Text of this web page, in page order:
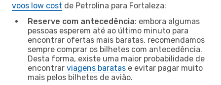
voos low cost de Petrolina para Fortaleza:
Reserve com antecedência: embora algumas
pessoas esperem até ao último minuto para
encontrar ofertas mais baratas, recomendamos
sempre comprar os bilhetes com antecedência.
Desta forma, existe uma maior probabilidade de
encontrar viagens baratas e evitar pagar muito
mais pelos bilhetes de avião.